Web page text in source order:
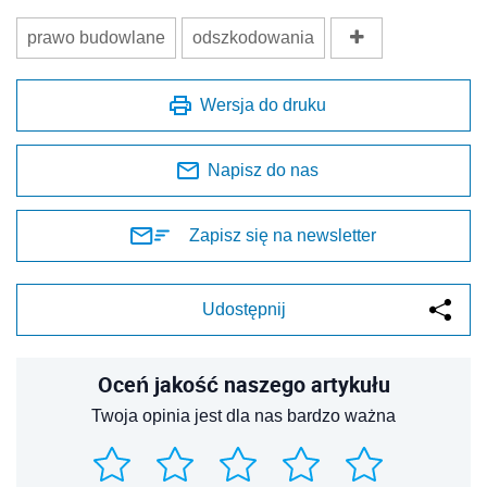
prawo budowlane odszkodowania
Wersja do druku
Napisz do nas
Zapisz się na newsletter
Udostępnij
Oceń jakość naszego artykułu
Twoja opinia jest dla nas bardzo ważna